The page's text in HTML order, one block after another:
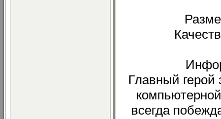
Главный герой
всегда